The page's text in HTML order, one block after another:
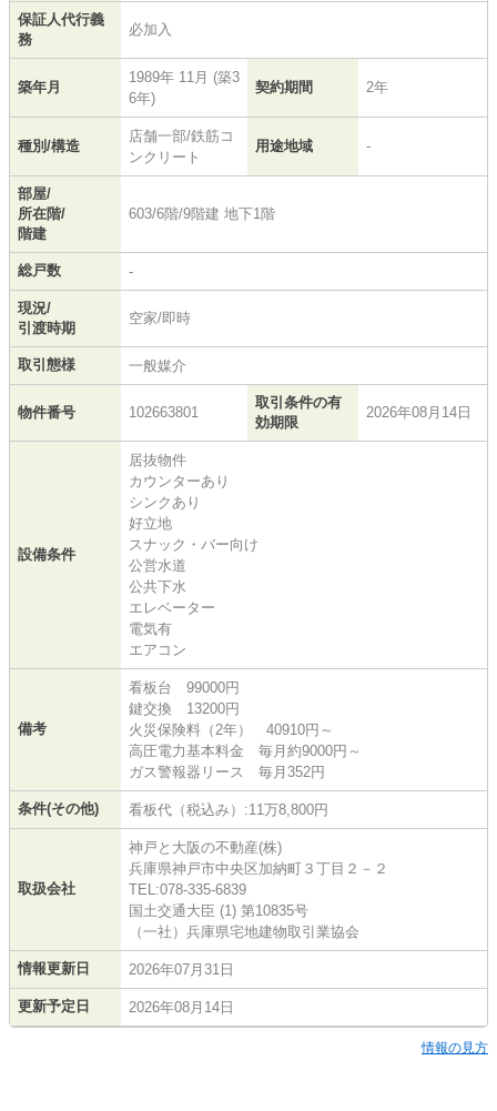
保証人代行義
務
必加入
築年月
1989年 11月 (築3
6年)
契約期間 2年
種別/構造
店舗一部/鉄筋コ
ンクリート
用途地域 -
部屋/
所在階/
階建
603/6階/9階建 地下1階
総戸数 -
現況/
引渡時期
空家/即時
取引態様 一般媒介
物件番号 102663801
取引条件の有
効期限
2026年08月14日
設備条件
居抜物件
カウンターあり
シンクあり
好立地
スナック・バー向け
公営水道
公共下水
エレベーター
電気有
エアコン
備考
看板台 99000円
鍵交換 13200円
火災保険料（2年） 40910円～
高圧電力基本料金 毎月約9000円～
ガス警報器リース 毎月352円
条件(その他) 看板代（税込み）:11万8,800円
取扱会社
神戸と大阪の不動産(株)
兵庫県神戸市中央区加納町３丁目２－２
TEL:078-335-6839
国土交通大臣 (1) 第10835号
（一社）兵庫県宅地建物取引業協会
情報更新日 2026年07月31日
更新予定日 2026年08月14日
情報の見方